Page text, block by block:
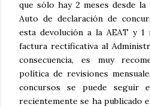
que sólo hay 2 meses desde
Auto de declaración de
esta devolución a la AEAT y
factura rectificativa al
consecuencia, es muy
política de revisiones
concursos se puede seguir
recientemente se ha publicado